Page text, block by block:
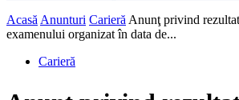
Acasă Anunturi Carieră Anunţ privind
examenului organizat în data de...
Carieră